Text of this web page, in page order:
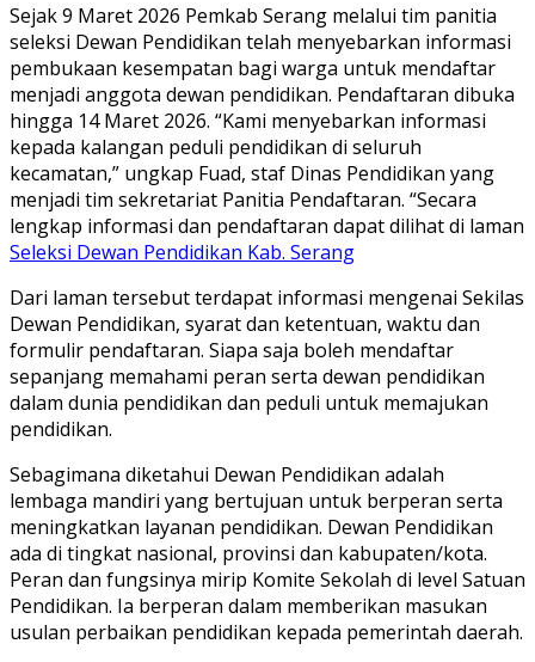
Sejak 9 Maret 2026 Pemkab Serang melalui tim panitia
seleksi Dewan Pendidikan telah menyebarkan informasi
pembukaan kesempatan bagi warga untuk mendaftar
menjadi anggota dewan pendidikan. Pendaftaran dibuka
hingga 14 Maret 2026. “Kami menyebarkan informasi
kepada kalangan peduli pendidikan di seluruh
kecamatan,” ungkap Fuad, staf Dinas Pendidikan yang
menjadi tim sekretariat Panitia Pendaftaran. “Secara
lengkap informasi dan pendaftaran dapat dilihat di laman
Seleksi Dewan Pendidikan Kab. Serang
Dari laman tersebut terdapat informasi mengenai Sekilas
Dewan Pendidikan, syarat dan ketentuan, waktu dan
formulir pendaftaran. Siapa saja boleh mendaftar
sepanjang memahami peran serta dewan pendidikan
dalam dunia pendidikan dan peduli untuk memajukan
pendidikan.
Sebagimana diketahui Dewan Pendidikan adalah
lembaga mandiri yang bertujuan untuk berperan serta
meningkatkan layanan pendidikan. Dewan Pendidikan
ada di tingkat nasional, provinsi dan kabupaten/kota.
Peran dan fungsinya mirip Komite Sekolah di level Satuan
Pendidikan. Ia berperan dalam memberikan masukan
usulan perbaikan pendidikan kepada pemerintah daerah.